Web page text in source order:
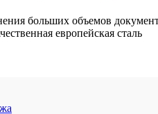
больших объемов
европейская сталь